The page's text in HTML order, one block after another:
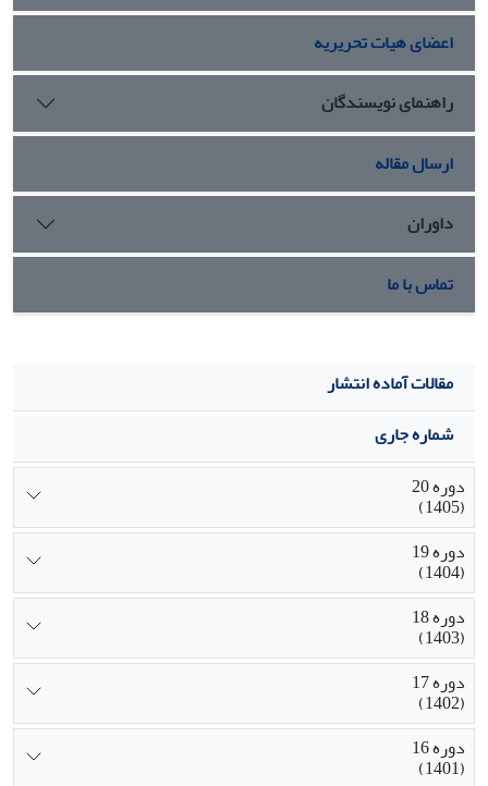
اعضای هیات تحریریه
راهنمای نویسندگان
ارسال مقاله
داوران
تماس با ما
مقالات آماده انتشار
شماره جاری
دوره 20
(1405)
دوره 19
(1404)
دوره 18
(1403)
دوره 17
(1402)
دوره 16
(1401)